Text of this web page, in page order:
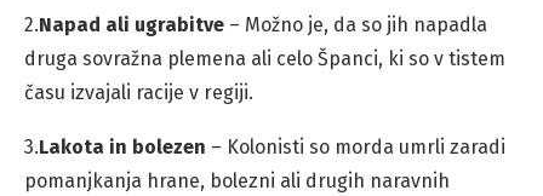
2.Napad ali ugrabitve – Možno je, da so jih napadla
druga sovražna plemena ali celo Španci, ki so v tistem
času izvajali racije v regiji.
3.Lakota in bolezen – Kolonisti so morda umrli zaradi
pomanjkanja hrane, bolezni ali drugih naravnih